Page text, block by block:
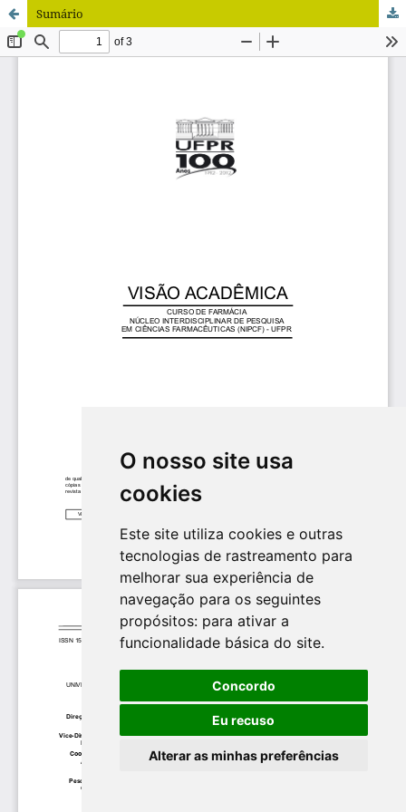
O nosso site usa
cookies
Este site utiliza cookies e outras
tecnologias de rastreamento para
melhorar sua experiência de
navegação para os seguintes
propósitos: para ativar a
funcionalidade básica do site.
Concordo
Eu recuso
Alterar as minhas preferências
Sumário